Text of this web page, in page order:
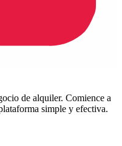
de alquiler. Comience a
simple y efectiva.